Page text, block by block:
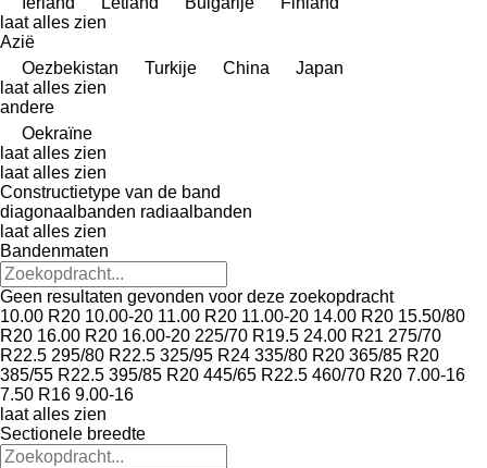
laat alles zien
Azië
Oezbekistan
Turkije China
Japan
laat alles zien
andere
Oekraïne
laat alles zien
laat alles zien
Constructietype van de band
diagonaalbanden radiaalbanden
laat alles zien
Bandenmaten
Geen resultaten gevonden voor deze zoekopdracht
10.00 R20 10.00-20 11.00 R20 11.00-20 14.00 R20 15.50/80
R20 16.00 R20 16.00-20 225/70 R19.5 24.00 R21 275/70
R22.5 295/80 R22.5 325/95 R24 335/80 R20 365/85 R20
385/55 R22.5 395/85 R20 445/65 R22.5 460/70 R20 7.00-16
7.50 R16 9.00-16
laat alles zien
Sectionele breedte